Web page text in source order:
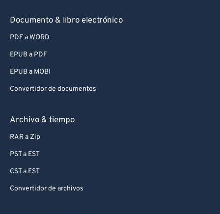
Documento & libro electrónico
PDF a WORD
EPUB a PDF
EPUB a MOBI
Convertidor de documentos
Archivo & tiempo
RAR a Zip
PST a EST
CST a EST
Convertidor de archivos